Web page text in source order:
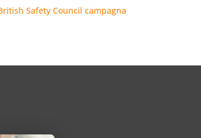
Safety Council campagna